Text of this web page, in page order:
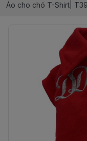
Áo cho chó T-Shirt|